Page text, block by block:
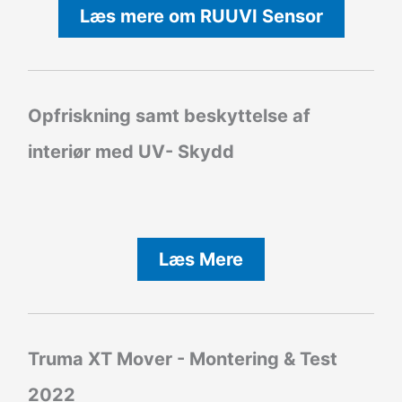
Læs mere om RUUVI Sensor
Opfriskning samt beskyttelse af
interiør med UV- Skydd
Læs Mere
Truma XT Mover - Montering & Test
2022